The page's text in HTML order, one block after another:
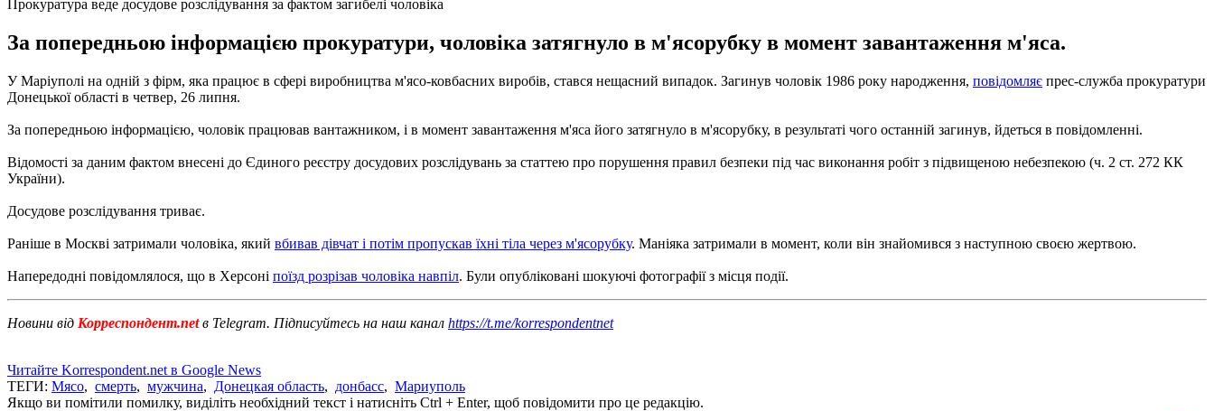
Прокуратура веде досудове розслідування за фактом загибелі чоловіка
За попередньою інформацією прокуратури, чоловіка затягнуло в м'ясорубку в момент завантаження м'яса.
У Маріуполі на одній з фірм, яка працює в сфері виробництва м'ясо-ковбасних виробів, стався нещасний випадок. Загинув чоловік 1986 року народження, повідомляє прес-служба прокуратури
Донецької області в четвер, 26 липня.
За попередньою інформацією, чоловік працював вантажником, і в момент завантаження м'яса його затягнуло в м'ясорубку, в результаті чого останній загинув, йдеться в повідомленні.
Відомості за даним фактом внесені до Єдиного реєстру досудових розслідувань за статтею про порушення правил безпеки під час виконання робіт з підвищеною небезпекою (ч. 2 ст. 272 ​​КК
України).
Досудове розслідування триває.
Раніше в Москві затримали чоловіка, який вбивав дівчат і потім пропускав їхні тіла через м'ясорубку. Маніяка затримали в момент, коли він знайомився з наступною своєю жертвою.
Напередодні повідомлялося, що в Херсоні поїзд розрізав чоловіка навпіл. Були опубліковані шокуючі фотографії з місця події.
Новини від Корреспондент.netв Telegram. Підписуйтесь на наш канал https://t.me/korrespondentnet
Читайте Korrespondent.net в Google News
ТЕГИ: Мясо, смерть, мужчина, Донецкая область, донбасс, Мариуполь
Якщо ви помітили помилку, виділіть необхідний текст і натисніть Ctrl + Enter, щоб повідомити про це редакцію.